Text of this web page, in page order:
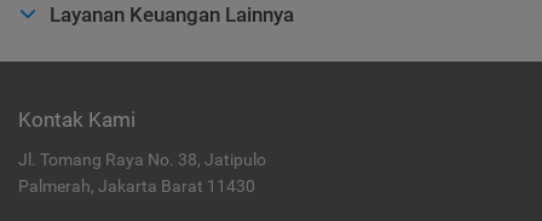
Layanan Keuangan Lainnya
Kontak Kami
Jl. Tomang Raya No. 38, Jatipulo
Palmerah, Jakarta Barat 11430